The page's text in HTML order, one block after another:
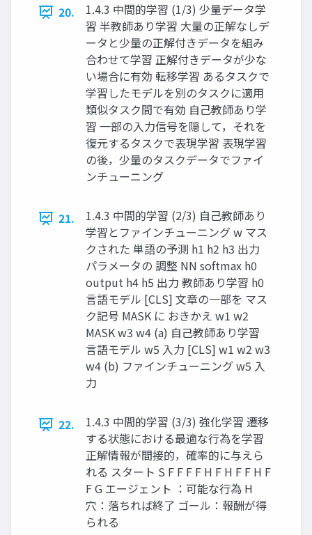
20.
1.4.3 中間的学習 (1/3) 少量データ学
習 半教師あり学習 大量の正解なしデ
ータと少量の正解付きデータを組み
合わせて学習 正解付きデータが少な
い場合に有効 転移学習 あるタスクで
学習したモデルを別のタスクに適用
類似タスク間で有効 自己教師あり学
習 一部の入力信号を隠して，それを
復元するタスクで表現学習 表現学習
の後，少量のタスクデータでファイ
ンチューニング
21.
1.4.3 中間的学習 (2/3) 自己教師あり
学習とファインチューニング w マス
クされた 単語の予測 h1 h2 h3 出⼒
パラメータの 調整 NN softmax h0
output h4 h5 出⼒ 教師あり学習 h0
⾔語モデル [CLS] ⽂章の⼀部を マス
ク記号 MASK に おきかえ w1 w2
MASK w3 w4 (a) ⾃⼰教師あり学習
⾔語モデル w5 ⼊⼒ [CLS] w1 w2 w3
w4 (b) ファインチューニング w5 ⼊
⼒
22.
1.4.3 中間的学習 (3/3) 強化学習 遷移
する状態における最適な行為を学習
正解情報が間接的，確率的に与えら
れる スタート S F F F F H F H F F H F
F G エージェント ：可能な⾏為 H
⽳：落ちれば終了 ゴール：報酬が得
られる